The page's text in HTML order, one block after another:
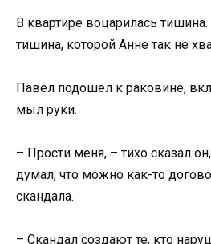
В квартире воцарилась
тишина, которой Анне так не
Павел подошел к раковине,
мыл руки.
– Прости меня, – тихо сказал
думал, что можно как-то
скандала.
– Скандал создают те, кто